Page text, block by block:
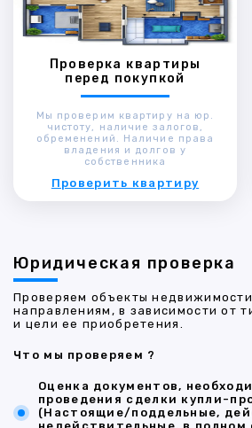
Проверка квартиры
перед покупкой
Мы проверим квартиру на юр.
чистоту, наличие залогов,
обременений. Наличие права
владения и долгов у
собственника
Проверить квартиру
Юридическая проверка
Проверяем объекты
направлениям, в зависимости от
и цели ее приобретения.
Что мы проверяем ?
Оценка документов,
проведения сделки купли-
(Настоящие/поддельные,